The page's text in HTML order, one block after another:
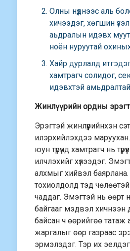
Олны нүднээс аль
хичээдэг, хөгшин
аьдралын идэвх
ноён нуруутай
Хайр дурлалд
хамтрагч солидог,
идэвхтэй
Жинлүүрийн ордны
Эрэгтэй жинлүүрийнхэн
илэрхийлэхдээ
юун түрүүнд хамтрагч нь
илчлэхийг хүлээдэг.
алхмыг хийвэл баярлана.
тохиолдолд тэд
чаддаг. Эмэгтэй нь өөрт
байгааг мэдвэл хичнээн
байсан ч өөрийгөө татаж
жаргалыг өөр газраас
эрмэлздэг. Тэр их эелдэг,